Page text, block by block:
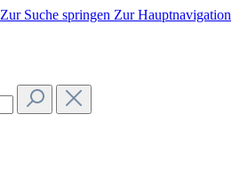
Zur Suche springen Zur Hauptnavigation